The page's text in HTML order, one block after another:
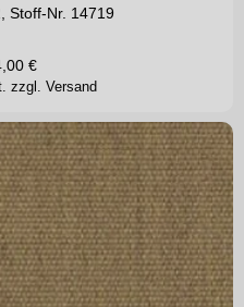
Stoff-Nr. 14719
zzgl. Versand
€